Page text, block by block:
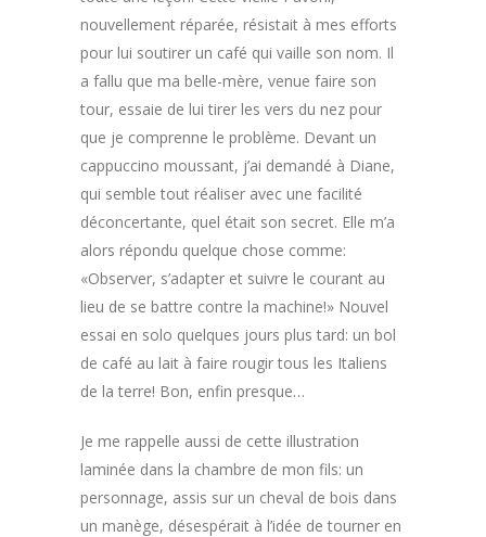
nouvellement réparée, résistait à mes efforts
pour lui soutirer un café qui vaille son nom. Il
a fallu que ma belle-mère, venue faire son
tour, essaie de lui tirer les vers du nez pour
que je comprenne le problème. Devant un
cappuccino moussant, j’ai demandé à Diane,
qui semble tout réaliser avec une facilité
déconcertante, quel était son secret. Elle m’a
alors répondu quelque chose comme:
«Observer, s’adapter et suivre le courant au
lieu de se battre contre la machine!» Nouvel
essai en solo quelques jours plus tard: un bol
de café au lait à faire rougir tous les Italiens
de la terre! Bon, enfin presque…
Je me rappelle aussi de cette illustration
laminée dans la chambre de mon fils: un
personnage, assis sur un cheval de bois dans
un manège, désespérait à l’idée de tourner en